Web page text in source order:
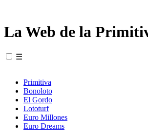
La Web de la
☰
Primitiva
Bonoloto
El Gordo
Lototurf
Euro Millones
Euro Dreams